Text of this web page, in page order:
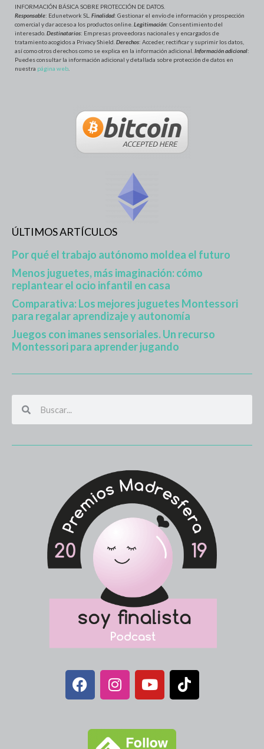
INFORMACIÓN BÁSICA SOBRE PROTECCIÓN DE DATOS
Responsable: Edunetwork SL. Finalidad: Gestionar el envío de información y prospección
comercial y dar acceso a los productos online. Legitimación: Consentimiento del
interesado. Destinatarios: Empresas proveedoras nacionales y encargados de
tratamiento acogidos a Privacy Shield. Derechos: Acceder, rectificar y suprimir los datos,
así como otros derechos como se explica en la información adicional. Información adicional:
Puedes consultar la información adicional y detallada sobre protección de datos en
nuestra página web
ÚLTIMOS ARTÍCULOS
Por qué el trabajo autónomo moldea el futuro
Menos juguetes, más imaginación: cómo
replantear el ocio infantil en casa
Comparativa: Los mejores juguetes Montessori
para regalar aprendizaje y autonomía
Juegos con imanes sensoriales. Un recurso
Montessori para aprender jugando